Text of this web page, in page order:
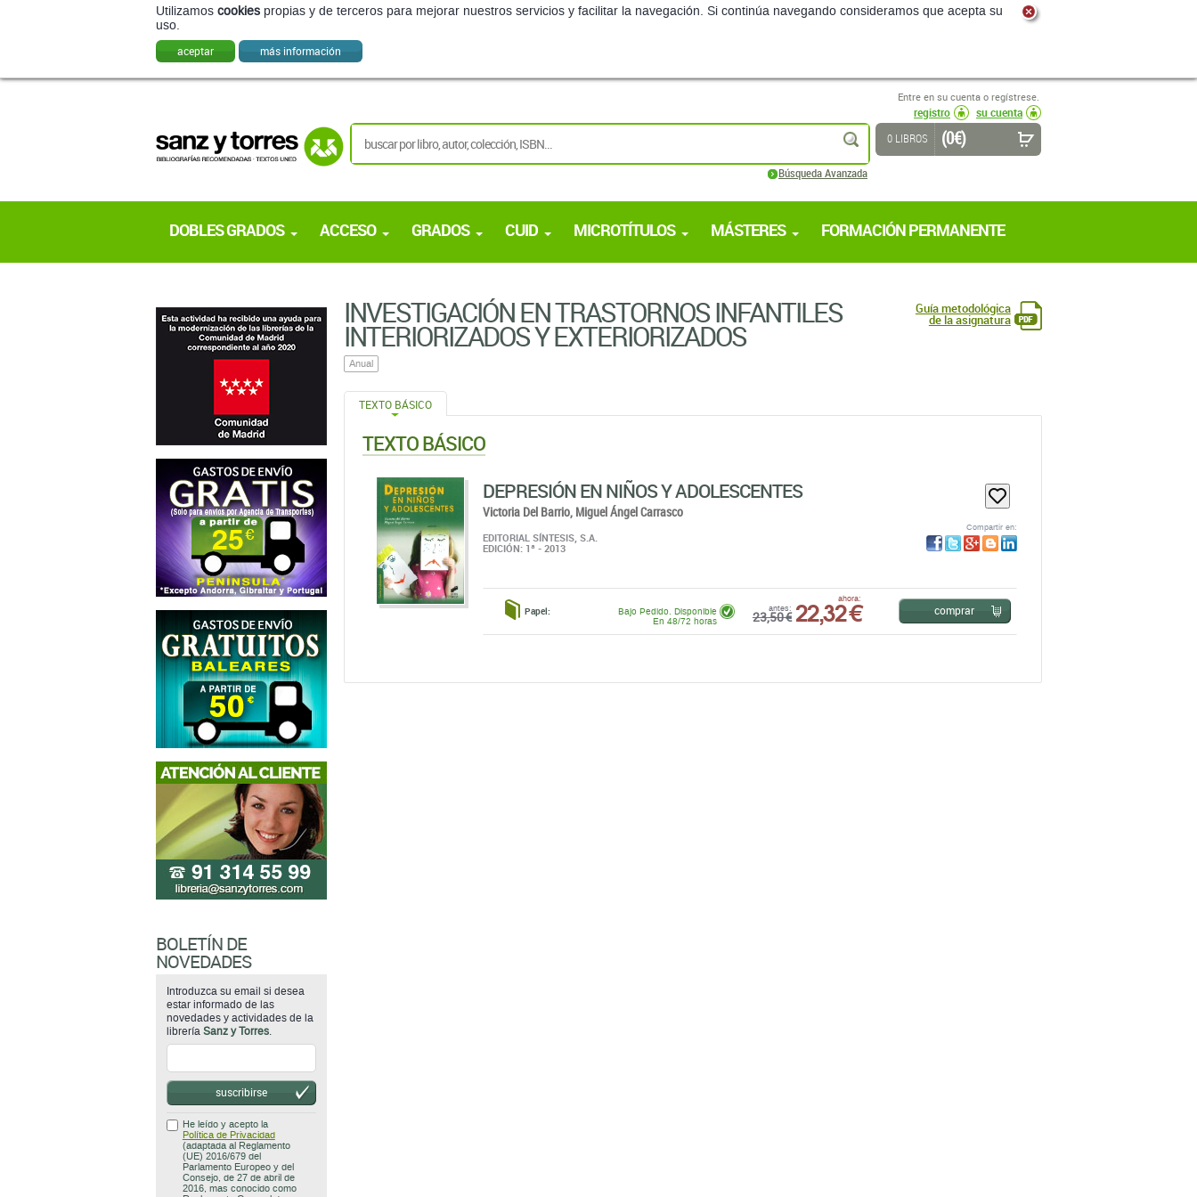
Utilizamos cookies propias y de terceros para mejorar nuestros servicios y facilitar la navegación. Si continúa navegando consideramos que acepta su
uso.
aceptar más información
Entre en su cuenta o regístrese.
registro
su cuenta
buscar
Búsqueda Avanzada
0 LIBROS (0 €)
DOBLES GRADOS ACCESO GRADOS CUID MICROTÍTULOS MÁSTERES FORMACIÓN PERMANENTE
INVESTIGACIÓN EN TRASTORNOS INFANTILES
INTERIORIZADOS Y EXTERIORIZADOS
Anual
Guía metodológica
de la asignatura
TEXTO BÁSICO
TEXTO BÁSICO
DEPRESIÓN EN NIÑOS Y ADOLESCENTES
Victoria Del Barrio, Miguel Ángel Carrasco
EDITORIAL SÍNTESIS, S.A.
EDICIÓN: 1ª - 2013
Compartir en:
Papel: antes:
23,50 €
ahora:
22,32 €
Bajo Pedido. Disponible
En 48/72 horas
comprar
BOLETÍN DE
NOVEDADES
Introduzca su email si desea
estar informado de las
novedades y actividades de la
librería Sanz y Torres.
suscribirse
He leído y acepto la
Política de Privacidad
(adaptada al Reglamento
(UE) 2016/679 del
Parlamento Europeo y del
Consejo, de 27 de abril de
2016, mas conocido como